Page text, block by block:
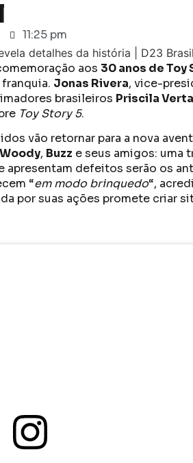
11:25 pm
aos 30 anos de Toy
Jonas Rivera, vice-
brasileiros Priscila
Toy Story 5.
vão retornar para a nova
Woody, Buzz e seus amigos: uma
apresentam defeitos serão os
“em modo brinquedo“,
por suas ações promete criar